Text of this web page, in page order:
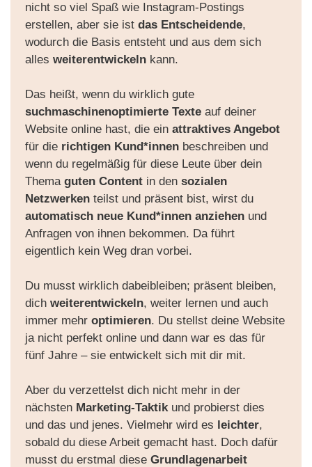
nicht so viel Spaß wie Instagram-Postings
erstellen, aber sie istdas Entscheidende,
wodurch die Basis entsteht und aus dem sich
allesweiterentwickeln kann.
Das heißt, wenn du wirklich gute
suchmaschinenoptimierte Texteauf deiner
Website online hast, die einattraktives Angebot
für die richtigen Kund*innen beschreiben und
wenn du regelmäßig für diese Leute über dein
Themaguten Content in densozialen
Netzwerken teilst und präsent bist, wirst du
automatisch neue Kund*innen anziehen und
Anfragen von ihnen bekommen. Da führt
eigentlich kein Weg dran vorbei.
Du musst wirklich dabeibleiben; präsent bleiben,
dichweiterentwickeln, weiter lernen und auch
immer mehroptimieren. Du stellst deine Website
ja nicht perfekt online und dann war es das für
fünf Jahre – sie entwickelt sich mit dir mit.
Aber du verzettelst dich nicht mehr in der
nächsten Marketing-Taktik und probierst dies
und das und jenes. Vielmehr wird es leichter,
sobald du diese Arbeit gemacht hast. Doch dafür
musst du erstmal dieseGrundlagenarbeit